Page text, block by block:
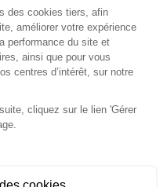
du
des cookies tiers, afin
améliorer votre expérience
performance du site et
ainsi que pour vous
centres d’intérêt, sur notre
cliquez sur le lien 'Gérer
jusqu’à en avoir3, 4 ou 5
par un œuf factice
de ce dernier. C’est une
le premier œuf avec
œufs. Chaque jour,